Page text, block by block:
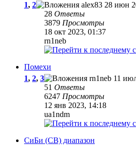
1, 2 alex83 28 июн
28 Ответы
3879 Просмотры
18 окт 2023, 01:37
rn1neb
Помехи
1, 2, 3 rn1neb 11
51 Ответы
6247 Просмотры
12 янв 2023, 14:18
ua1ndm
СиБи (CB) диапазон